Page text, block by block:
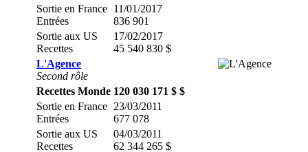
Sortie en France
Entrées
11/01/2017
836 901
Sortie aux US
Recettes
17/02/2017
45 540 830 $
L'Agence
Second rôle
Recettes Monde 120 030 171 $ $
Sortie en France
Entrées
23/03/2011
677 078
Sortie aux US
Recettes
04/03/2011
62 344 265 $